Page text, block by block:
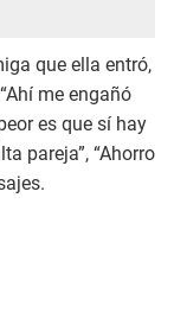
que ella entró,
me engañó
es que sí hay
pareja”, “Ahorro